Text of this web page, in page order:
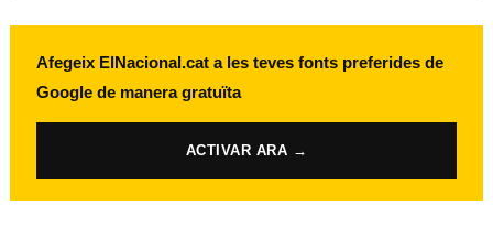
Afegeix ElNacional.cat a les teves fonts preferides de
Google de manera gratuïta
ACTIVAR ARA →